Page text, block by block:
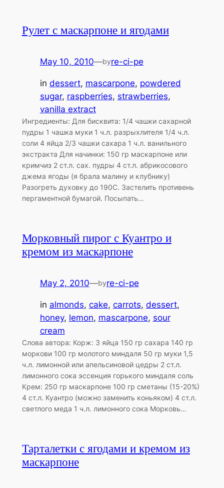
Рулет с маскарпоне и ягодами
May 10, 2010—byre-ci-pe
in dessert, mascarpone, powdered
sugar, raspberries, strawberries
vanilla extract
Ингредиенты: Для бисквита: 1/4 чашки сахарной
пудры 1 чашка муки 1 ч.л. разрыхлителя 1/4 ч.л.
соли 4 яйца 2/3 чашки сахара 1 ч.л. ванильного
экстракта Для начинки: 150 гр маскарпоне или
кримчиз 2 ст.л. сах. пудры 4 ст.л. абрикосового
джема ягоды (я брала малину и клубнику)
Разогреть духовку до 190С. Застелить противень
пергаментной бумагой. Посыпать…
Морковный пирог с Куантро и
кремом из маскарпоне
May 2, 2010—byre-ci-pe
in almonds, cake, carrots, dessert
honey, lemon, mascarpone, sour
cream
Слова автора: Корж: 3 яйца 150 гр сахара 140 гр
моркови 100 гр молотого миндаля 50 гр муки 1,5
ч.л. лимонной или апельсиновой цедры 2 ст.л.
лимонного сока эссенция горького миндаля соль
Крем: 250 гр маскарпоне 100 гр сметаны (15-20%)
4 ст.л. Куантро (можно заменить коньяком) 4 ст.л.
светлого меда 1 ч.л. лимонного сока Морковь…
Тарталетки с ягодами и кремом из
маскарпоне